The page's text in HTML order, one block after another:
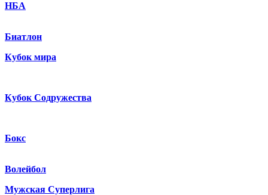
НБА
Биатлон
Кубок мира
Кубок Содружества
Бокс
Волейбол
Мужская Суперлига